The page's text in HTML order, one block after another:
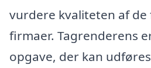
vurdere kvaliteten af de
firmaer. Tagrenderens
opgave, der kan